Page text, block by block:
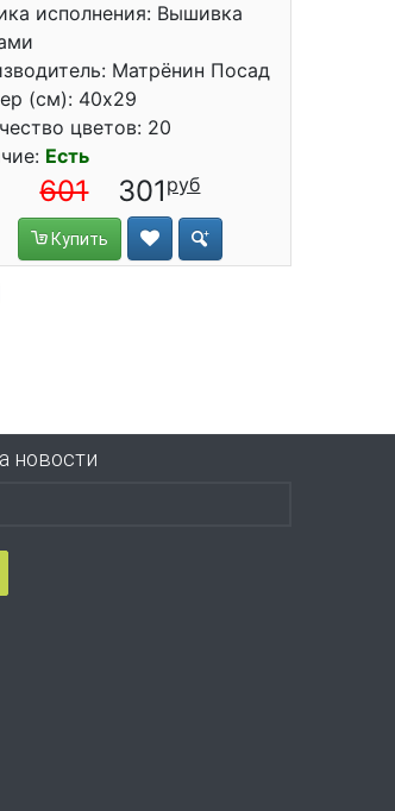
исполнения: Вышивка
Матрёнин Посад
(см): 40x29
цветов: 20
Есть
601 301
Купить
новости